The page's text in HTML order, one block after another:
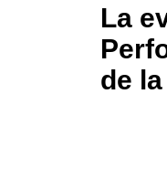
La
de